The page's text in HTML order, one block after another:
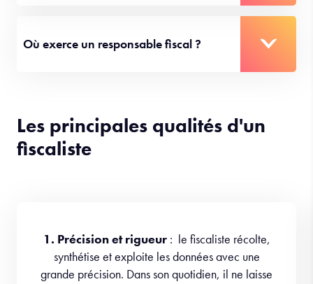
Où exerce un responsable fiscal ?
Les principales qualités d'un
fiscaliste
1. Précision et rigueur : le fiscaliste récolte,
synthétise et exploite les données avec une
grande précision. Dans son quotidien, il ne laisse